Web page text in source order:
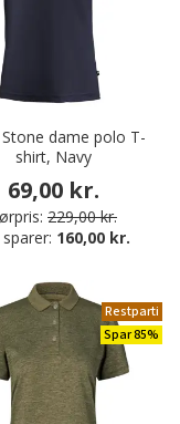
dame polo T-
shirt, Navy
69,00 kr.
229,00 kr.
160,00 kr.
Restparti
Spar 85%